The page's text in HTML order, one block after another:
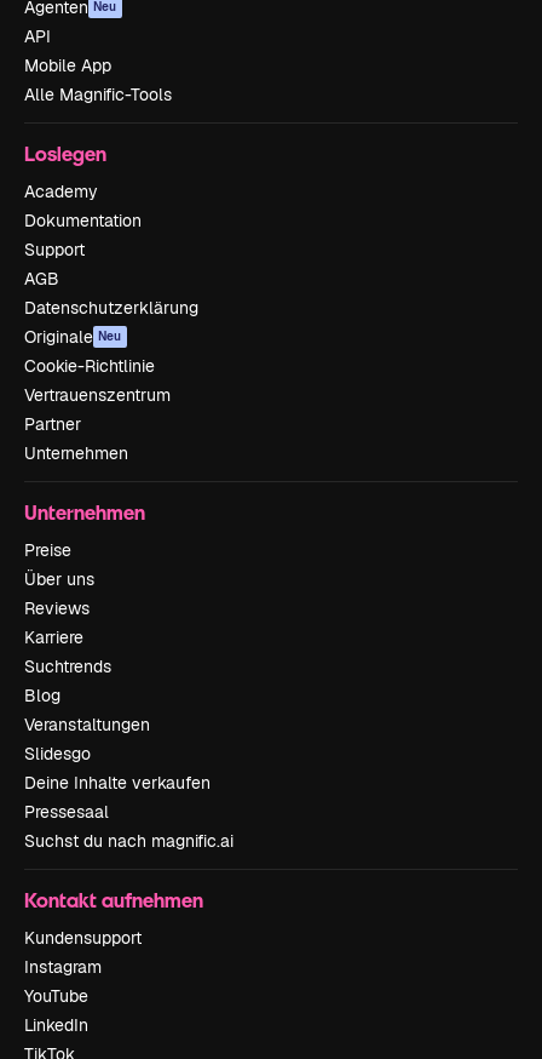
Agenten Neu
API
Mobile App
Alle Magnific-Tools
Loslegen
Academy
Dokumentation
Support
AGB
Datenschutzerklärung
Originale Neu
Cookie-Richtlinie
Vertrauenszentrum
Partner
Unternehmen
Unternehmen
Preise
Über uns
Reviews
Karriere
Suchtrends
Blog
Veranstaltungen
Slidesgo
Deine Inhalte verkaufen
Pressesaal
Suchst du nach magnific.ai
Kontakt aufnehmen
Kundensupport
Instagram
YouTube
LinkedIn
TikTok